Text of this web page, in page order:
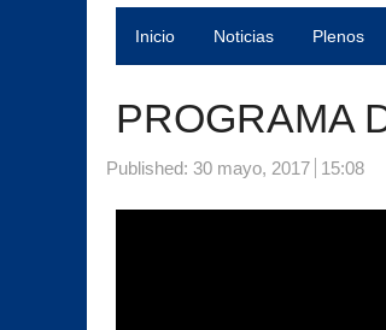
Inicio Noticias Plenos
PROGRAMA
Published: 30 mayo, 2017 15:08